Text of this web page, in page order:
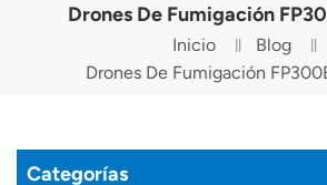
Español
Русский
Drones De Fumigación
Inicio
Blog
Drones De Fumigación
Categorías